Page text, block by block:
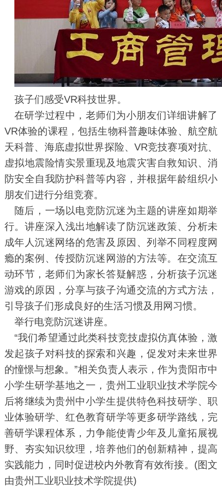
孩子们感受VR科技世界。
在研学过程中，老师们为小朋友们详细讲解了
VR体验的课程，包括生物科普趣味体验、航空航
天科普、海底虚拟世界探险、VR竞技赛项对抗、
虚拟地震险情实景重现及地震灾害自救知识、消
防安全自我防护科普等内容，并根据年龄组织小
朋友们进行分组竞赛。
随后，一场以电竞防沉迷为主题的讲座如期举
行。讲座深入浅出地解读了防沉迷政策、分析未
成年人沉迷网络的危害及原因、列举不同程度网
瘾的案例、传授防沉迷网游的方法等。在交流互
动环节，老师们为家长答疑解惑，分析孩子沉迷
游戏的原因，分享与孩子沟通交流的方式方法，
引导孩子们形成良好的生活习惯及用网习惯。
举行电竞防沉迷讲座。
“我们希望通过此类科技竞技虚拟仿真体验，激
发起孩子对科技的探索和兴趣，促发对未来世界
的憧憬与想象。”相关负责人表示，作为贵阳市中
小学生研学基地之一，贵州工业职业技术学院今
后将继续为贵州中小学生提供特色科技研学、职
业体验研学、红色教育研学等更多研学路线，完
善研学课程体系，力争能使青少年及儿童拓展视
野、夯实知识纹理，培养他们的创新精神，提高
实践能力，同时促进校内外教育有效衔接。(图文
由贵州工业职业技术学院提供)